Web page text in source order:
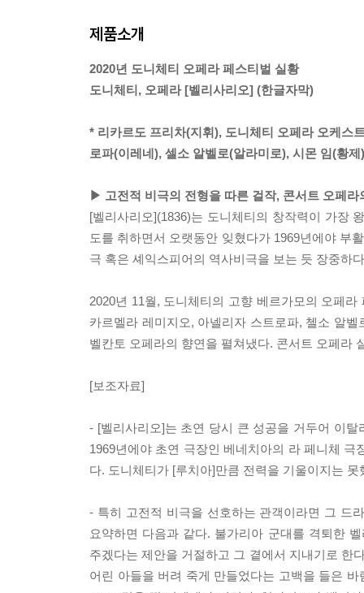
제품소개
2020년 도니체티 오페라 페스티벌 실황
도니체티, 오페라 [벨리사리오] (한글자막)
* 리카르도 프리차(지휘), 도니체티 오페라 오케스
로파(이레네), 셀소 알벨로(알라미로), 시몬 임(황제)
▶ 고전적 비극의 전형을 따른 걸작, 콘서트 오페라
[벨리사리오](1836)는 도니체티의 창작력이 가장
도를 취하면서 오랫동안 잊혔다가 1969년에야 부
극 혹은 셰익스피어의 역사비극을 보는 듯 장중하
2020년 11월, 도니체티의 고향 베르가모의 오페
카르멜라 레미지오, 아넬리자 스트로파, 첼소 알
벨칸토 오페라의 향연을 펼쳐냈다. 콘서트 오페라
[보조자료]
- [벨리사리오]는 초연 당시 큰 성공을 거두어 이
1969년에야 초연 극장인 베네치아의 라 페니체
다. 도니체티가 [루치아]만큼 전력을 기울이지는
- 특히 고전적 비극을 선호하는 관객이라면 그 드
요약하면 다음과 같다. 불가리아 군대를 격퇴한
주겠다는 제안을 거절하고 그 곁에서 지내기로 한
어린 아들을 버려 죽게 만들었다는 고백을 들은